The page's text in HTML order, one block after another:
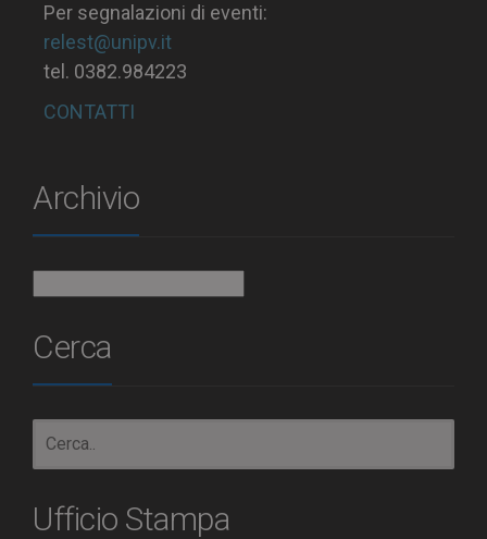
Per segnalazioni di eventi:
relest@unipv.it
tel. 0382.984223
CONTATTI
Archivio
Cerca
Ufficio Stampa